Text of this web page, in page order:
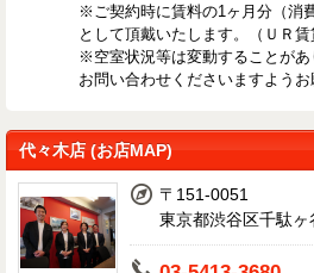
※ご契約時に賃料の1ヶ月分（消
として頂戴いたします。（ＵＲ賃
※空室状況等は変動することが
お問い合わせくださいますようお
代々木店 (お店MAP)
〒151-0051
東京都渋谷区千駄